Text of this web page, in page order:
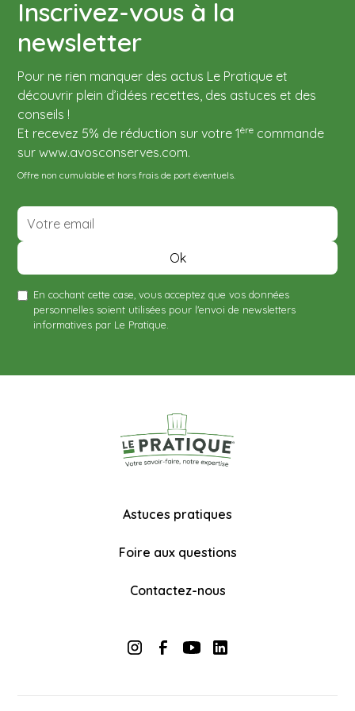
standards.
Inscrivez-vous à la
newsletter
Pour ne rien manquer des actus Le Pratique et
découvrir plein d’idées recettes, des astuces et des
conseils !
Et recevez 5% de réduction sur votre 1ère commande
sur www.avosconserves.com.
Offre non cumulable et hors frais de port éventuels.
En cochant cette case, vous acceptez que vos données
personnelles soient utilisées pour l'envoi de newsletters
informatives par Le Pratique.
Astuces pratiques
Foire aux questions
Contactez-nous